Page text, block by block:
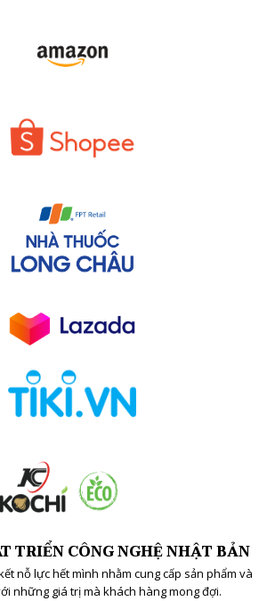
TRIỂN CÔNG NGHỆ NHẬT BẢN
nỗ lực hết mình nhằm cung cấp sản phẩm và
những giá trị mà khách hàng mong đợi.